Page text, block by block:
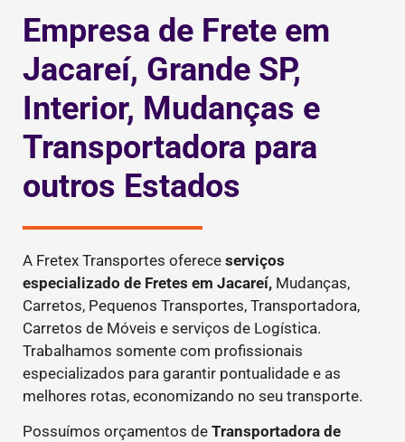
Empresa de Frete em
Jacareí, Grande SP,
Interior, Mudanças e
Transportadora para
outros Estados
A Fretex Transportes oferece serviços
especializado de Fretes em Jacareí, Mudanças,
Carretos, Pequenos Transportes, Transportadora,
Carretos de Móveis e serviços de Logística.
Trabalhamos somente com profissionais
especializados para garantir pontualidade e as
melhores rotas, economizando no seu transporte.
Possuímos orçamentos de Transportadora de